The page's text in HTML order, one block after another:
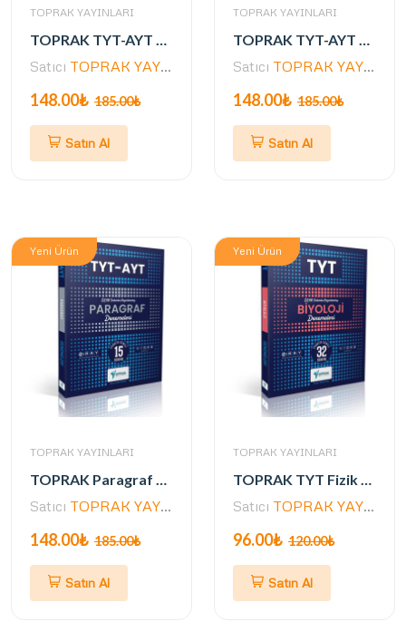
TOPRAK YAYINLARI
TOPRAK TYT-AYT Geometri Deneme Kitabı (GÜNCEL)
Satıcı TOPRAK YAYINLARI
148.00₺ 185.00₺
Satın Al
TOPRAK YAYINLARI
TOPRAK TYT-AYT Geometri Deneme Kitabı (GÜNCEL)
Satıcı TOPRAK YAYINLARI
148.00₺ 185.00₺
Satın Al
Yeni Ürün
TOPRAK YAYINLARI
TOPRAK Paragraf Deneme Kitabı
Satıcı TOPRAK YAYINLARI
148.00₺ 185.00₺
Satın Al
Yeni Ürün
TOPRAK YAYINLARI
TOPRAK TYT Fizik Deneme Kitabı (GÜNCEL)
Satıcı TOPRAK YAYINLARI
96.00₺ 120.00₺
Satın Al